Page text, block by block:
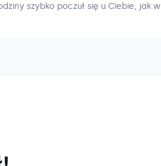
szybko poczuł się u Ciebie, jak w